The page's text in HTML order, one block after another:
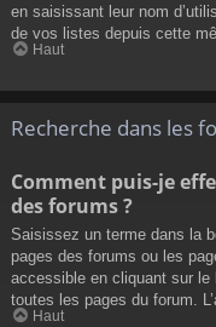
en saisissant leur nom
de vos listes depuis cette
Haut
Recherche dans les
Comment puis-je
des forums ?
Saisissez un terme dans la
pages des forums ou les
accessible en cliquant sur le
toutes les pages du forum.
Haut